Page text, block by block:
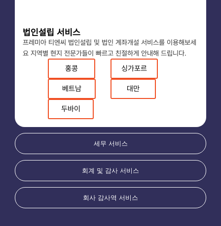
세무 서비스
회계 및 감사 서비스
회사 감사역 서비스
법인설립 서비스
프레미아 티엔씨 법인설립 및 법인 계좌개설 서비스를 이용해보세
요 지역별 현지 전문가들이 빠르고 친절하게 안내해 드립니다.
홍콩 싱가포르
베트남 대만
두바이